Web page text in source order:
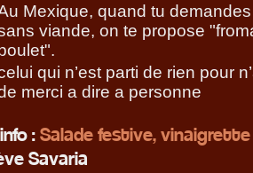
Mexique, quand tu
viande, on te propose
qui n’est parti de rien pour
merci a dire a personne
:Salade festive,
Savaria